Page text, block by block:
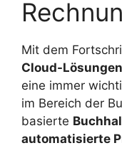
Mit dem
Cloud-Lösungen
eine immer
im Bereich der
basierte
automatisierte